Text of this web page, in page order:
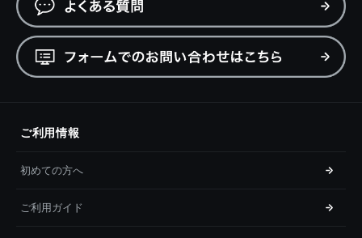
ご利用情報
初めての方へ
ご利用ガイド